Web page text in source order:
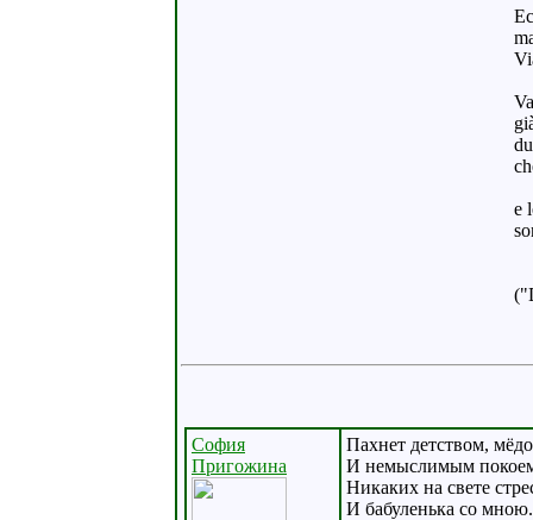
e
София
Пригожина
Пахнет детством,
И немыслимым
Никаких на свете
И бабуленька со мною.